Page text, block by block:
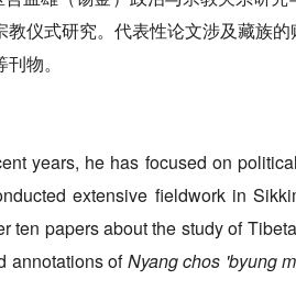
仪式研究。代表性论文涉及藏族的
物。
years, he has focused on
extensive fieldwork in
papers about the study of
annotations ofNyang chos 'byung